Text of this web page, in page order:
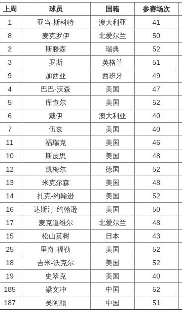
上周 球员 国籍 参赛场次
1 亚当-斯科特 澳大利亚 41
8 麦克罗伊 北爱尔兰 50
2 斯滕森 瑞典 52
3 罗斯 英格兰 51
9 加西亚 西班牙 49
4 巴巴-沃森 美国 47
5 库查尔 美国 52
6 戴伊 澳大利亚 40
7 伍兹 美国 40
11 福瑞克 美国 46
10 斯皮思 美国 48
12 凯梅尔 德国 52
13 米克尔森 美国 48
14 扎克-约翰逊 美国 52
16 达斯汀-约翰逊 美国 50
17 麦克道维尔 北爱尔兰 48
15 松山英树 日本 43
25 里奇-福勒 美国 52
18 吉米-沃克尔 美国 52
19 史翠克 美国 40
185 梁文冲 中国 52
187 吴阿顺 中国 51